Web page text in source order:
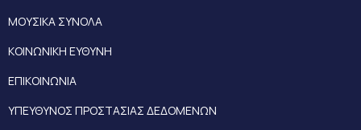
ΜΟΥΣΙΚΑ ΣΥΝΟΛΑ
ΚΟΙΝΩΝΙΚΗ ΕΥΘΥΝΗ
ΕΠΙΚΟΙΝΩΝΙΑ
ΥΠΕΥΘΥΝΟΣ ΠΡΟΣΤΑΣΙΑΣ ΔΕΔΟΜΕΝΩΝ